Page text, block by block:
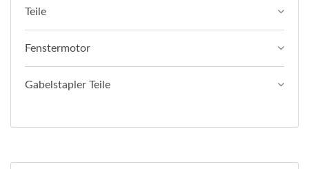
Teile
Fenstermotor
Gabelstapler Teile